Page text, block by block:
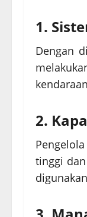
1.
Dengan
2.
tinggi